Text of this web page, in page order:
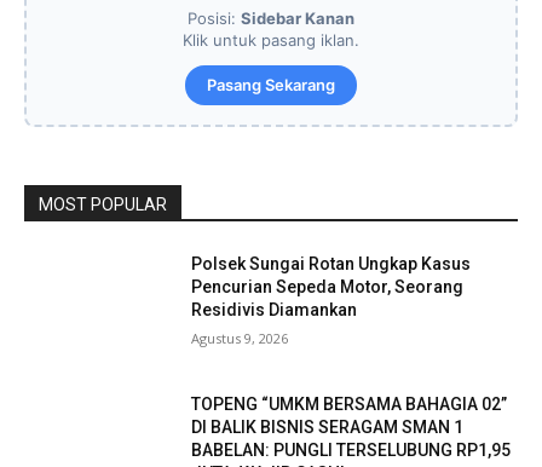
Posisi: Sidebar Kanan
Klik untuk pasang iklan.
Pasang Sekarang
MOST POPULAR
Polsek Sungai Rotan Ungkap Kasus
Pencurian Sepeda Motor, Seorang
Residivis Diamankan
Agustus 9, 2026
TOPENG “UMKM BERSAMA BAHAGIA 02”
DI BALIK BISNIS SERAGAM SMAN 1
BABELAN: PUNGLI TERSELUBUNG RP1,95